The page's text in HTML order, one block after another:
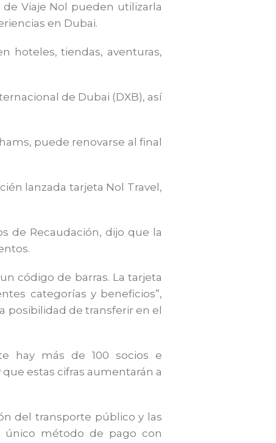
Viaje Nol pueden utilizarla
en Dubai.
hoteles, tiendas, aventuras,
de Dubai (DXB), así
puede renovarse al final
lanzada tarjeta Nol Travel,
de Recaudación, dijo que la
código de barras. La tarjeta
categorías y beneficios”,
posibilidad de transferir en el
hay más de 100 socios e
estas cifras aumentarán a
del transporte público y las
único método de pago con